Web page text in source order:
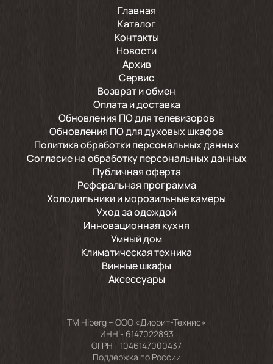
Главная
Каталог
Контакты
Новости
Архив
Сервис
Возврат и обмен
Оплата и доставка
Обновления ПО для телевизоров
Обновления ПО для духовых шкафов
Политика обработки персональных данных
Согласие на обработку персональных данных
Публичная оферта
Реферальная программа
Холодильники и морозильные камеры
Уход за одеждой
Инновационная кухня
Умный дом
Климатическая техника
Винные шкафы
Аксессуары
TM Hiberg – ООО «Диорит-Технис»
ИНН - 6147022893
ОГРН - 1046147000437
Поддержка по России